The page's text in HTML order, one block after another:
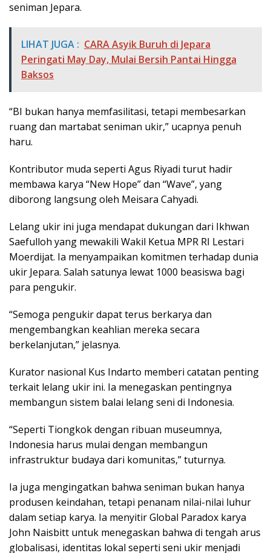
seniman Jepara.
LIHAT JUGA : CARA Asyik Buruh di Jepara
Peringati May Day, Mulai Bersih Pantai Hingga
Baksos
“BI bukan hanya memfasilitasi, tetapi membesarkan
ruang dan martabat seniman ukir,” ucapnya penuh
haru.
Kontributor muda seperti Agus Riyadi turut hadir
membawa karya “New Hope” dan “Wave”, yang
diborong langsung oleh Meisara Cahyadi.
Lelang ukir ini juga mendapat dukungan dari Ikhwan
Saefulloh yang mewakili Wakil Ketua MPR RI Lestari
Moerdijat. Ia menyampaikan komitmen terhadap dunia
ukir Jepara. Salah satunya lewat 1000 beasiswa bagi
para pengukir.
“Semoga pengukir dapat terus berkarya dan
mengembangkan keahlian mereka secara
berkelanjutan,” jelasnya.
Kurator nasional Kus Indarto memberi catatan penting
terkait lelang ukir ini. Ia menegaskan pentingnya
membangun sistem balai lelang seni di Indonesia.
“Seperti Tiongkok dengan ribuan museumnya,
Indonesia harus mulai dengan membangun
infrastruktur budaya dari komunitas,” tuturnya.
Ia juga mengingatkan bahwa seniman bukan hanya
produsen keindahan, tetapi penanam nilai-nilai luhur
dalam setiap karya. Ia menyitir Global Paradox karya
John Naisbitt untuk menegaskan bahwa di tengah arus
globalisasi, identitas lokal seperti seni ukir menjadi